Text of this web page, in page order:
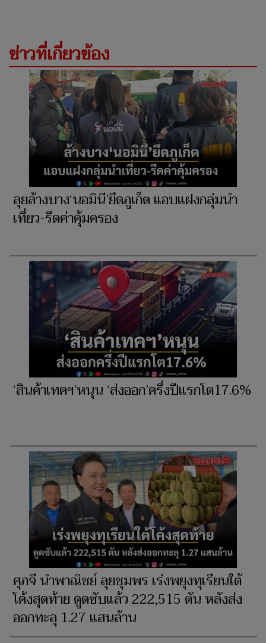
ข่าวที่เกี่ยวข้อง
ลุยล้างบาง‘นอมินี’ยึดภูเก็ต แอบแฝงกลุ่มนำ
เที่ยว-รีดค่าคุ้มครอง
‘สินค้าเทคฯ’หนุน ‘ส่งออก’ครึ่งปีแรกโต17.6%
ศุภจี นำพาณิชย์ ลุยชุมพร เร่งพยุงทุเรียนใต้
โค้งสุดท้าย ดูดซับแล้ว 222,515 ตัน หลังส่ง
ออกทะลุ 1.27 แสนล้าน